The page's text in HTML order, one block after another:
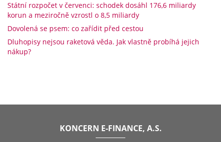
Státní rozpočet v červenci: schodek dosáhl 176,6 miliardy
korun a meziročně vzrostl o 8,5 miliardy
Dovolená se psem: co zařídit před cestou
Dluhopisy nejsou raketová věda. Jak vlastně probíhá jejich
nákup?
KONCERN E-FINANCE, A.S.